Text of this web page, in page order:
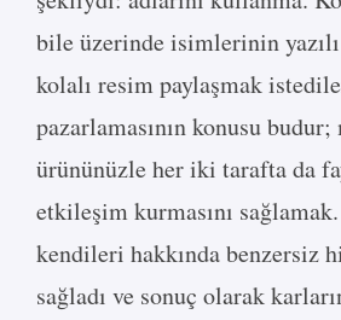
bile üzerinde isimlerinin
kolalı resim paylaşmak
pazarlamasının konusu
ürününüzle her iki tarafta da
etkileşim kurmasını
kendileri hakkında benzersiz
sağladı ve sonuç olarak